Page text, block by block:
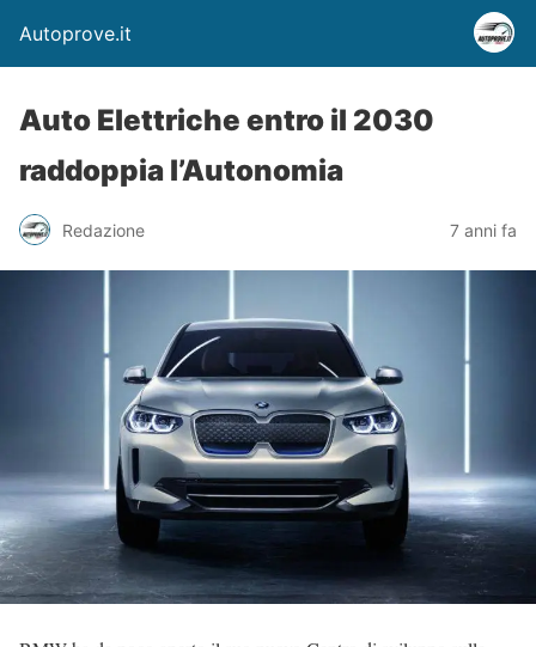
Autoprove.it
Auto Elettriche entro il 2030
raddoppia l’Autonomia
Redazione 7 anni fa